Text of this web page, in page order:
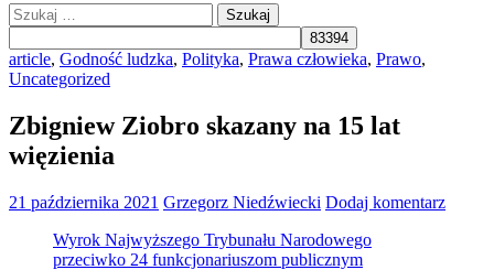
Szukaj:
article, Godność ludzka, Polityka, Prawa człowieka, Prawo,
Uncategorized
Zbigniew Ziobro skazany na 15 lat
więzienia
21 października 2021 Grzegorz Niedźwiecki Dodaj komentarz
Wyrok Najwyższego Trybunału Narodowego
przeciwko 24 funkcjonariuszom publicznym